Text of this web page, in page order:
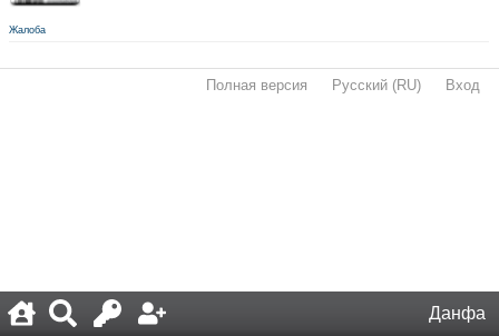
Данфа
Жалоба
Полная версия Русский (RU) Вход